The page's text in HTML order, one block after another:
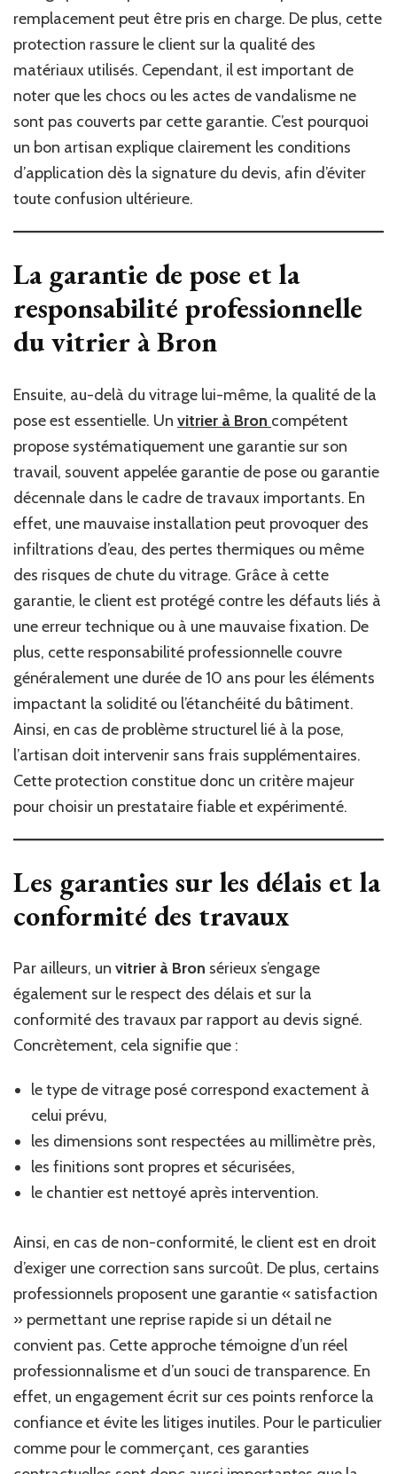
remplacement peut être pris en charge. De plus, cette
protection rassure le client sur la qualité des
matériaux utilisés. Cependant, il est important de
noter que les chocs ou les actes de vandalisme ne
sont pas couverts par cette garantie. C’est pourquoi
un bon artisan explique clairement les conditions
d’application dès la signature du devis, afin d’éviter
toute confusion ultérieure.
La garantie de pose et la
responsabilité professionnelle
duvitrier à Bron
Ensuite, au-delà du vitrage lui-même, la qualité de la
pose est essentielle. Un vitrier à Bron compétent
propose systématiquement une garantie sur son
travail, souvent appelée garantie de pose ou garantie
décennale dans le cadre de travaux importants. En
effet, une mauvaise installation peut provoquer des
infiltrations d’eau, des pertes thermiques ou même
des risques de chute du vitrage. Grâce à cette
garantie, le client est protégé contre les défauts liés à
une erreur technique ou à une mauvaise fixation. De
plus, cette responsabilité professionnelle couvre
généralement une durée de 10 ans pour les éléments
impactant la solidité ou l’étanchéité du bâtiment.
Ainsi, en cas de problème structurel lié à la pose,
l’artisan doit intervenir sans frais supplémentaires.
Cette protection constitue donc un critère majeur
pour choisir un prestataire fiable et expérimenté.
Les garanties sur les délais et la
conformité des travaux
Par ailleurs, un vitrier à Bron sérieux s’engage
également sur le respect des délais et sur la
conformité des travaux par rapport au devis signé.
Concrètement, cela signifie que :
le type de vitrage posé correspond exactement à
celui prévu,
les dimensions sont respectées au millimètre près,
les finitions sont propres et sécurisées,
le chantier est nettoyé après intervention.
Ainsi, en cas de non-conformité, le client est en droit
d’exiger une correction sans surcoût. De plus, certains
professionnels proposent une garantie « satisfaction
» permettant une reprise rapide si un détail ne
convient pas. Cette approche témoigne d’un réel
professionnalisme et d’un souci de transparence. En
effet, un engagement écrit sur ces points renforce la
confiance et évite les litiges inutiles. Pour le particulier
comme pour le commerçant, ces garanties